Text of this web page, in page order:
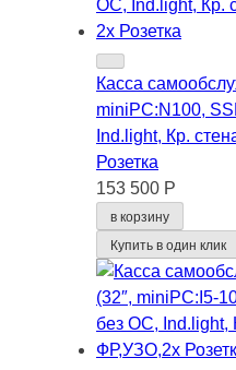
Касса
miniPC:N100,
Ind.light, Кр.
Розетка
153 500 Р
в корзину
Купить в один клик